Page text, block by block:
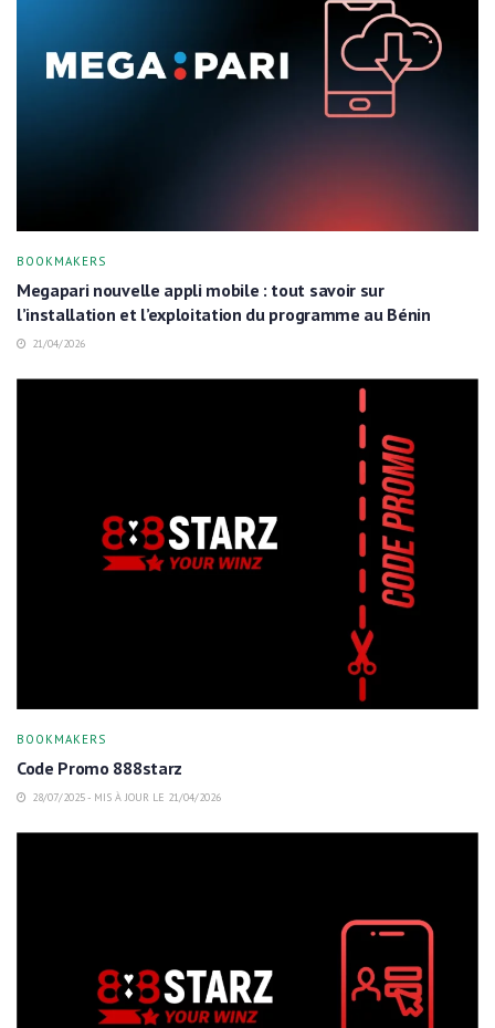
BOOKMAKERS
Megapari nouvelle appli mobile : tout savoir sur
l’installation et l’exploitation du programme au Bénin
21/04/2026
BOOKMAKERS
Code Promo 888starz
28/07/2025 - MIS À JOUR LE 21/04/2026